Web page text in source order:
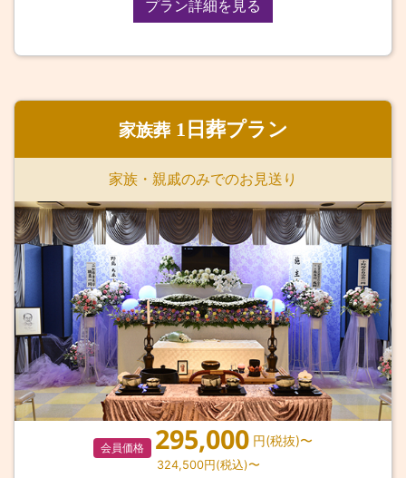
プラン詳細を見る
家族葬1日葬プラン
家族・親戚のみでのお見送り
会員価格 295,000 円(税抜)〜
324,500円(税込)〜